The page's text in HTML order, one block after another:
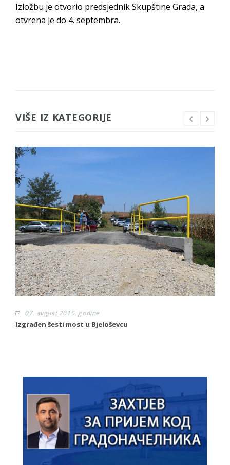
Izložbu je otvorio predsjednik Skupštine Grada, a
otvrena je do 4. septembra.
VIŠE IZ KATEGORIJE
07. avgust 2015. godine
Izgrađen šesti most u Bjeloševcu